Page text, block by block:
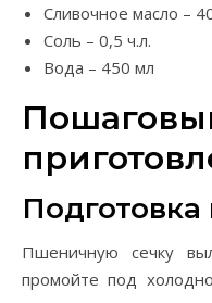
Сливочное масло –
Соль – 0,5 ч.л.
Вода – 450 мл
Пшеничную сечку
промойте под